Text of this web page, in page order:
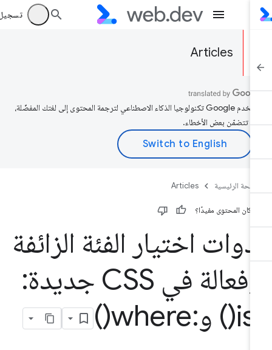
تسجيل
Articles
تستخدم Google تكنولوجيا الذكاء الاصطناعي لترجمة المحتوى إلى لغتك المفضّلة،
تتضمّن بعض الأخطاء.
الرئيسية Articles
كان المحتوى مفيدًا؟
اختيار الفئة الزائفة
وفعالة في CSS جديدة:
) و:where(
)